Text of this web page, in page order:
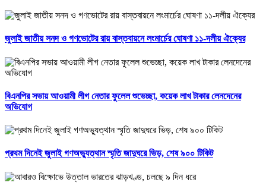
জুলাই জাতীয় সনদ ও গণভোটের রায় বাস্তবায়নে লংমার্চের ঘোষণা ১১-দলীয় ঐক্যের
বিএনপির সভায় আওয়ামী লীগ নেতার ফুলেল শুভেচ্ছা, কয়েক লাখ টাকার লেনদেনের
অভিযোগ
প্রথম দিনেই জুলাই গণঅভ্যুত্থান স্মৃতি জাদুঘরে ভিড়, শেষ ৯০০ টিকিট